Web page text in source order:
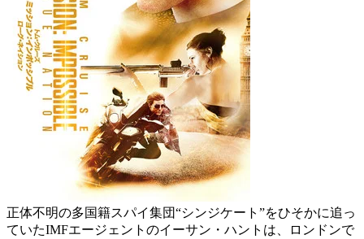
正体不明の多国籍スパイ集団“シンジケート”をひそかに追っ
ていたIMFエージェントのイーサン・ハントは、ロンドンで